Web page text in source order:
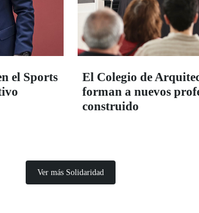
el Sports
El Colegio de
forman a nuevos
construido
Ver más Solidaridad